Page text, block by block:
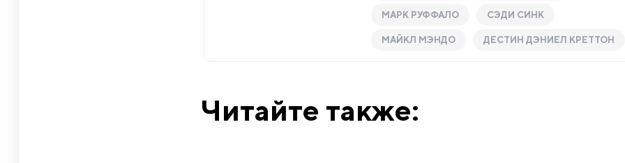
МАРК РУФФАЛО СЭДИ СИНК
МАЙКЛ МЭНДО ДЕСТИН ДЭНИЕЛ КРЕТТОН
Читайте также: